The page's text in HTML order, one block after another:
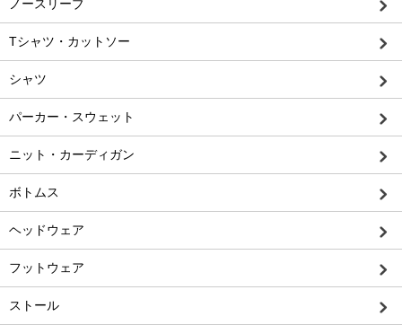
ノースリーブ
Tシャツ・カットソー
シャツ
パーカー・スウェット
ニット・カーディガン
ボトムス
ヘッドウェア
フットウェア
ストール